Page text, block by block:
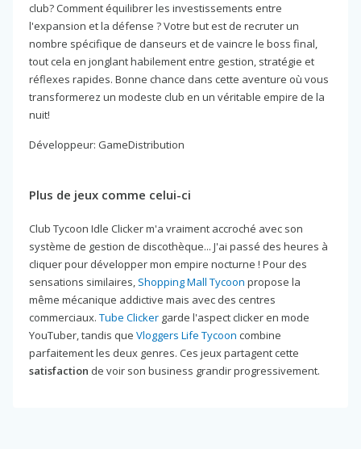
club? Comment équilibrer les investissements entre
l'expansion et la défense ? Votre but est de recruter un
nombre spécifique de danseurs et de vaincre le boss final,
tout cela en jonglant habilement entre gestion, stratégie et
réflexes rapides. Bonne chance dans cette aventure où vous
transformerez un modeste club en un véritable empire de la
nuit!
Développeur: GameDistribution
Plus de jeux comme celui-ci
Club Tycoon Idle Clicker m'a vraiment accroché avec son
système de gestion de discothèque... J'ai passé des heures à
cliquer pour développer mon empire nocturne ! Pour des
sensations similaires, Shopping Mall Tycoon propose la
même mécanique addictive mais avec des centres
commerciaux. Tube Clicker garde l'aspect clicker en mode
YouTuber, tandis que Vloggers Life Tycoon combine
parfaitement les deux genres. Ces jeux partagent cette
satisfaction de voir son business grandir progressivement.